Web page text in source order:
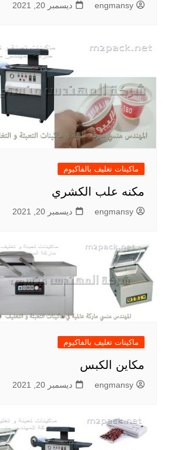
engmansy ديسمبر 20, 2021
ماكينات تغليف بالفاكيوم
مكنه علب الكشري
engmansy ديسمبر 20, 2021
ماكينات تغليف بالفاكيوم
مكاين الكبس
engmansy ديسمبر 20, 2021